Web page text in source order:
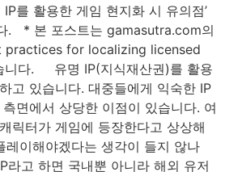
IP를 활용한 게임 현지화 시 유의점’
. * 본 포스트는 gamasutra.com의
practices for localizing licensed
니다. 유명 IP(지식재산권)를 활용
고 있습니다. 대중들에게 익숙한 IP
면에서 상당한 이점이 있습니다. 여
릭터가 게임에 등장한다고 상상해
레이해야겠다는 생각이 들지 않나
라고 하면 국내뿐 아니라 해외 유저